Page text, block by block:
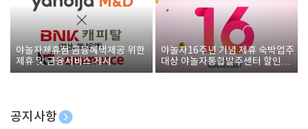
야놀자제휴점 금융혜택제공 위한
제휴 및 금융서비스 게시
야놀자16주년 기념 제휴 숙박업주
대상 야놀자통합발주센터 할인쿠
폰 증정
공지사항
[호텔업] 개인정보 처리방침 개정본1 (19.09.02)